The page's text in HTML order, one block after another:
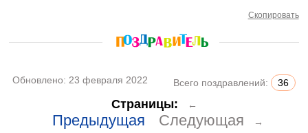
Скопировать
Обновлено: 23 февраля 2022 Всего поздравлений: 36
Страницы: ←
Предыдущая Следующая →